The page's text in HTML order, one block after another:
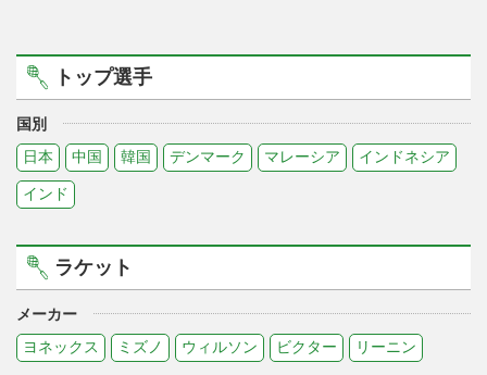
トップ選手
国別
日本
中国 韓国 デンマーク マレーシア インドネシア
インド
ラケット
メーカー
ヨネックス
ミズノ ウィルソン ビクター リーニン